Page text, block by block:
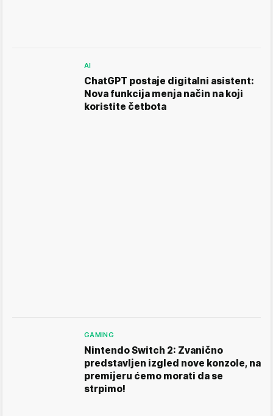
AI
ChatGPT postaje digitalni asistent:
Nova funkcija menja način na koji
koristite četbota
GAMING
Nintendo Switch 2: Zvanično
predstavljen izgled nove konzole, na
premijeru ćemo morati da se
strpimo!